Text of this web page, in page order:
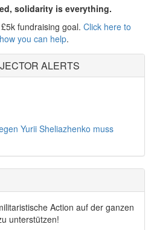
solidarity is everything.
fundraising goal. Click here to
you can help.
ALERTS
Yurii Sheliazhenko muss
Action auf der ganzen
unterstützen!